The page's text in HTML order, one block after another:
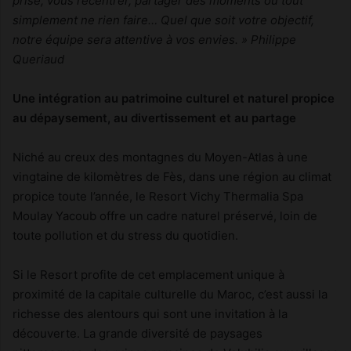
simplement ne rien faire… Quel que soit votre objectif,
notre équipe sera attentive à vos envies. » Philippe
Queriaud
Une intégration au patrimoine culturel et naturel propice
au dépaysement, au divertissement et au partage
Niché au creux des montagnes du Moyen-Atlas à une
vingtaine de kilomètres de Fès, dans une région au climat
propice toute l’année, le Resort Vichy Thermalia Spa
Moulay Yacoub offre un cadre naturel préservé, loin de
toute pollution et du stress du quotidien.
Si le Resort profite de cet emplacement unique à
proximité de la capitale culturelle du Maroc, c’est aussi la
richesse des alentours qui sont une invitation à la
découverte. La grande diversité de paysages